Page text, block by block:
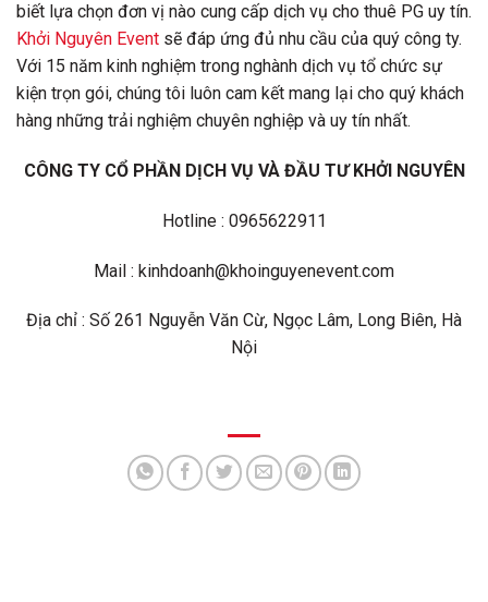
biết lựa chọn đơn vị nào cung cấp dịch vụ cho thuê PG uy tín.
Khởi Nguyên Event sẽ đáp ứng đủ nhu cầu của quý công ty.
Với 15 năm kinh nghiệm trong nghành dịch vụ tổ chức sự
kiện trọn gói, chúng tôi luôn cam kết mang lại cho quý khách
hàng những trải nghiệm chuyên nghiệp và uy tín nhất.
CÔNG TY CỔ PHẦN DỊCH VỤ VÀ ĐẦU TƯ KHỞI NGUYÊN
Hotline : 0965622911
Mail : kinhdoanh@khoinguyenevent.com
Địa chỉ : Số 261 Nguyễn Văn Cừ, Ngọc Lâm, Long Biên, Hà
Nội